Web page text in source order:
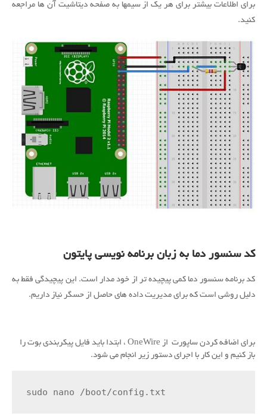
برای اطلاعات بیشتر برای هر یک از سیمها به صفحه دیتاشیت آن ها مراجعه
کنید.
کد سنسور دما به زبان برنامه نویسی پایتون
کد برنامه سنسور دما کمی پیچیده تر از خود مدار است. این پیچیدگی فقط به
دلیل روشی است که برای مدیریت داده های حاصل از حسگر نیاز داریم.
برای اضافه کردن ساپورت از OneWire ، ابتدا باید فایل پیکربندی بوت را
باز کنیم و این کار با اجرای دستور زیر انجام می شود.
sudo nano /boot/config.txt